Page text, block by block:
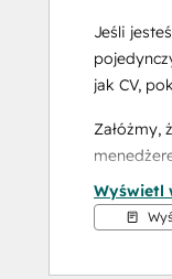
Jeśli
jak CV,
Załóżmy,
za
Wyświetl